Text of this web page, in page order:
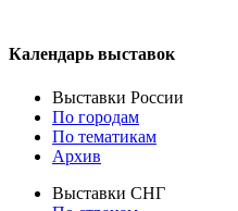
Календарь выставок
Выставки России
По городам
По тематикам
Архив
Выставки СНГ